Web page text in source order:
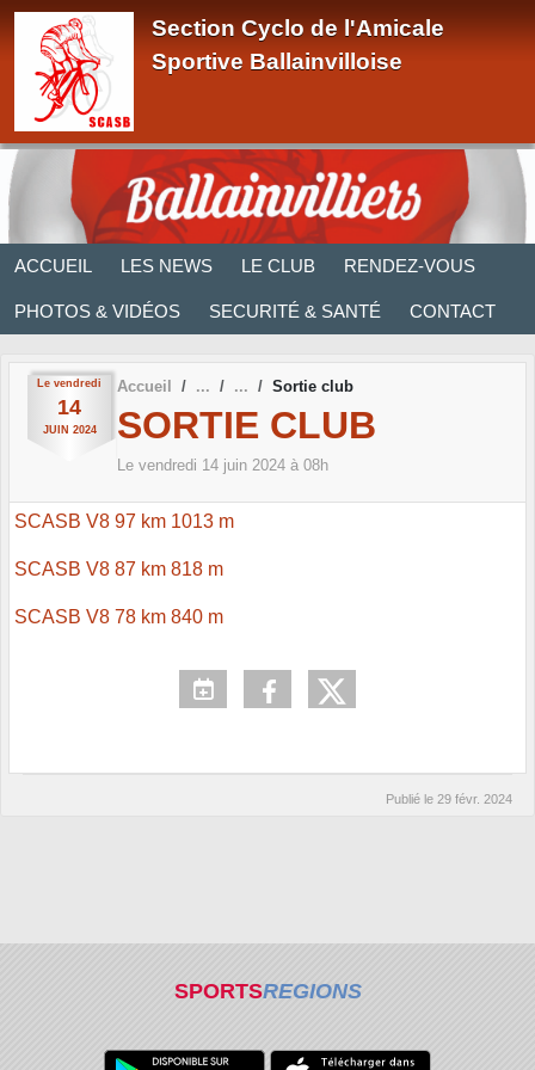
Section Cyclo de l'Amicale
Sportive Ballainvilloise
ACCUEIL LES NEWS LE CLUB RENDEZ-VOUS
PHOTOS & VIDÉOS SECURITÉ & SANTÉ CONTACT
Le vendredi
14
JUIN 2024
Accueil Sortie club
SORTIE CLUB
Le vendredi 14 juin 2024 à 08h
SCASB V8 97 km 1013 m
SCASB V8 87 km 818 m
SCASB V8 78 km 840 m
Publié le 29 févr. 2024
SPORTSREGIONS
Panneau de gestion des cookies